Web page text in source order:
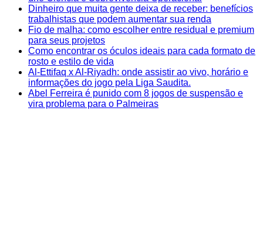
Dinheiro que muita gente deixa de receber: benefícios
trabalhistas que podem aumentar sua renda
Fio de malha: como escolher entre residual e premium
para seus projetos
Como encontrar os óculos ideais para cada formato de
rosto e estilo de vida
Al-Ettifaq x Al-Riyadh: onde assistir ao vivo, horário e
informações do jogo pela Liga Saudita.
Abel Ferreira é punido com 8 jogos de suspensão e
vira problema para o Palmeiras